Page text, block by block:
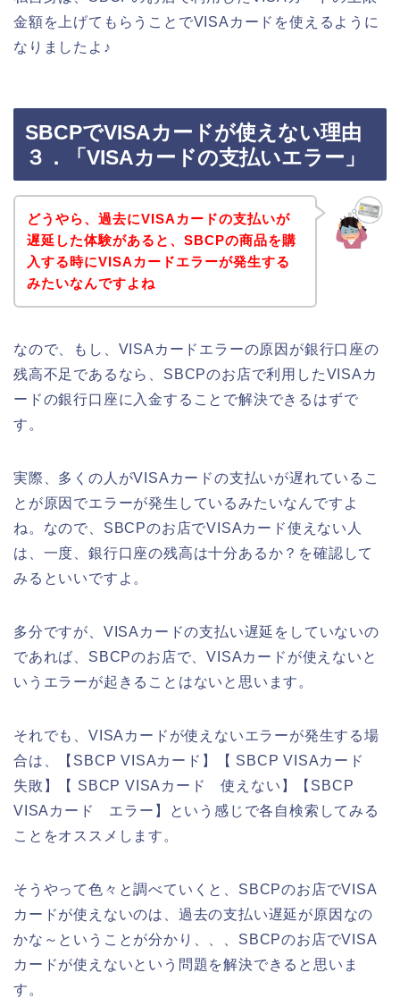
金額を上げてもらうことでVISAカードを使えるように
なりましたよ♪
SBCPでVISAカードが使えない理由
３．「VISAカードの支払いエラー」
どうやら、過去にVISAカードの支払いが
遅延した体験があると、SBCPの商品を購
入する時にVISAカードエラーが発生する
みたいなんですよね
なので、もし、VISAカードエラーの原因が銀行口座の
残高不足であるなら、SBCPのお店で利用したVISAカ
ードの銀行口座に入金することで解決できるはずで
す。
実際、多くの人がVISAカードの支払いが遅れているこ
とが原因でエラーが発生しているみたいなんですよ
ね。なので、SBCPのお店でVISAカード使えない人
は、一度、銀行口座の残高は十分あるか？を確認して
みるといいですよ。
多分ですが、VISAカードの支払い遅延をしていないの
であれば、SBCPのお店で、VISAカードが使えないと
いうエラーが起きることはないと思います。
それでも、VISAカードが使えないエラーが発生する場
合は、【SBCP VISAカード】【 SBCP VISAカード
失敗】【 SBCP VISAカード 使えない】【SBCP
VISAカード エラー】という感じで各自検索してみる
ことをオススメします。
そうやって色々と調べていくと、SBCPのお店でVISA
カードが使えないのは、過去の支払い遅延が原因なの
かな～ということが分かり、、、SBCPのお店でVISA
カードが使えないという問題を解決できると思いま
す。